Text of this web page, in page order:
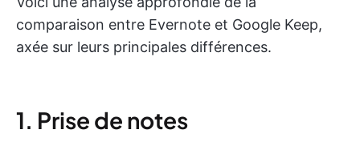
comparaison entre Evernote et Google Keep,
axée sur leurs principales différences.
1. Prise de notes